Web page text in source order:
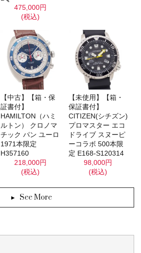
475,000円
(税込)
【中古】【箱・保
証書付】
HAMILTON（ハミ
ルトン） クロノマ
チック パン ユーロ
1971本限定
H357160
218,000円
(税込)
【未使用】【箱・
保証書付】
CITIZEN(シチズン)
プロマスター エコ
ドライブ スヌーピ
ーコラボ 500本限
定 E168-S120314
98,000円
(税込)
See More